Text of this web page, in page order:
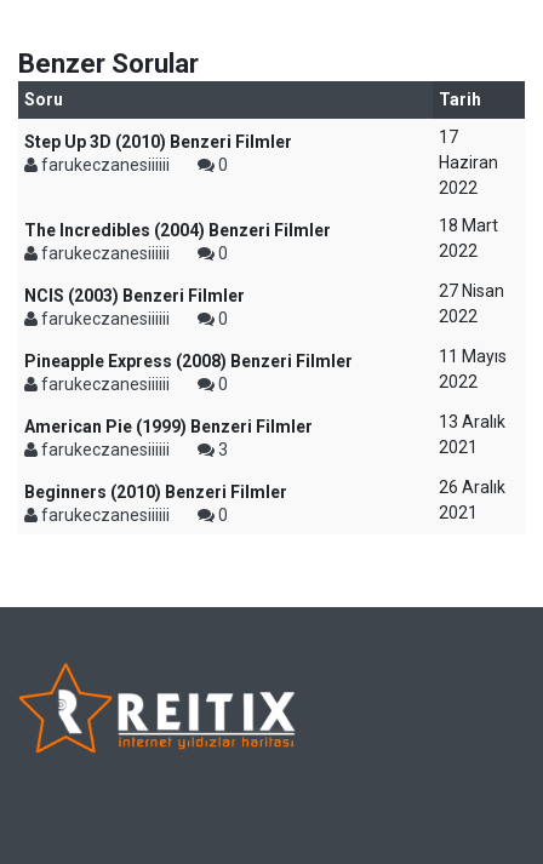
Benzer Sorular
Soru Tarih
Step Up 3D (2010) Benzeri Filmler
farukeczanesiiiiii
0
17
Haziran
2022
The Incredibles (2004) Benzeri Filmler
farukeczanesiiiiii
0
18 Mart
2022
NCIS (2003) Benzeri Filmler
farukeczanesiiiiii
0
27 Nisan
2022
Pineapple Express (2008) Benzeri Filmler
farukeczanesiiiiii
0
11 Mayıs
2022
American Pie (1999) Benzeri Filmler
farukeczanesiiiiii
3
13 Aralık
2021
Beginners (2010) Benzeri Filmler
farukeczanesiiiiii
0
26 Aralık
2021